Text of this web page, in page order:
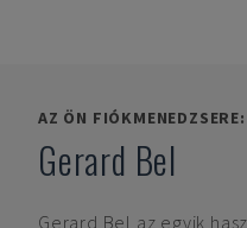
AZ ÖN FIÓKMENEDZSERE:
Gerard Bel
Gerard Bel az egyik